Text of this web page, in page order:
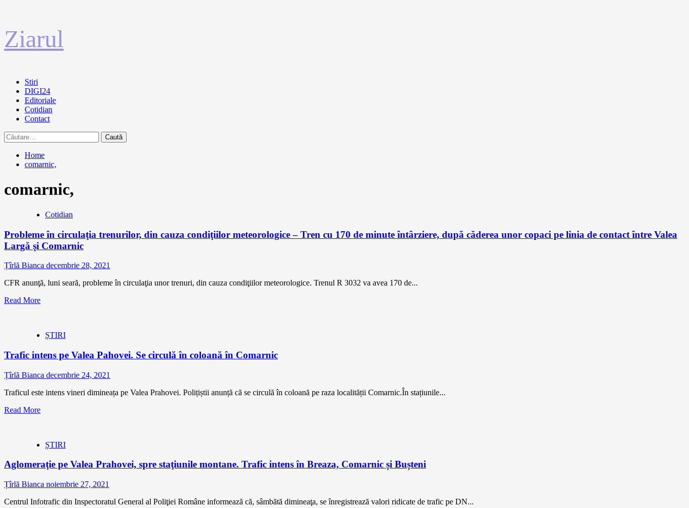
la
conținut
Ziarul
Primary
Menu
Stiri
DIGI24
Editoriale
Cotidian
Contact
Caută
după:
Home
comarnic,
comarnic,
Cotidian
Probleme în circulaţia trenurilor, din cauza condiţiilor meteorologice – Tren cu 170 de minute întârziere, după căderea unor copaci pe linia de contact între Valea
Largă şi Comarnic
Țîrlă Bianca decembrie 28, 2021
CFR anunţă, luni seară, probleme în circulaţia unor trenuri, din cauza condiţiilor meteorologice. Trenul R 3032 va avea 170 de...
Read More
ȘTIRI
Trafic intens pe Valea Pahovei. Se circulă în coloană în Comarnic
Țîrlă Bianca decembrie 24, 2021
Traficul este intens vineri dimineața pe Valea Prahovei. Polițiștii anunță că se circulă în coloană pe raza localității Comarnic.În stațiunile...
Read More
ȘTIRI
Aglomeraţie pe Valea Prahovei, spre staţiunile montane. Trafic intens în Breaza, Comarnic și Bușteni
Țîrlă Bianca noiembrie 27, 2021
Centrul Infotrafic din Inspectoratul General al Poliţiei Române informează că, sâmbătă dimineaţa, se înregistrează valori ridicate de trafic pe DN...